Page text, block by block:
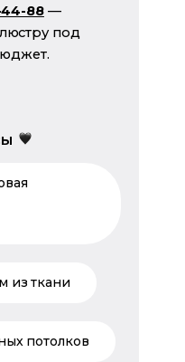
44-88—
под
из ткани
потолков